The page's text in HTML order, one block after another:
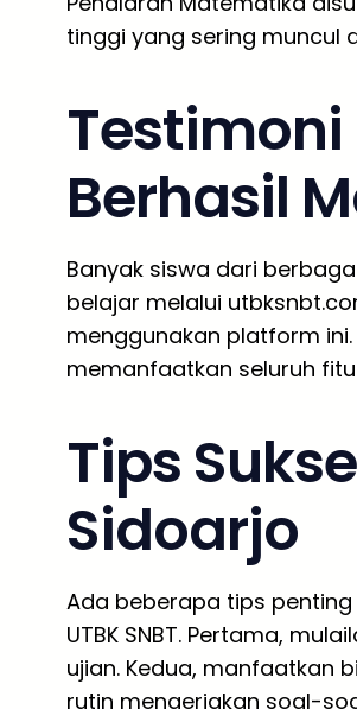
tinggi yang sering muncul
Berhasil
Banyak siswa dari
belajar melalui
menggunakan platform
memanfaatkan seluruh
Tips
Sidoarjo
Ada beberapa tips
UTBK SNBT. Pertama,
ujian. Kedua, manfaatkan
rutin mengerjakan soal-